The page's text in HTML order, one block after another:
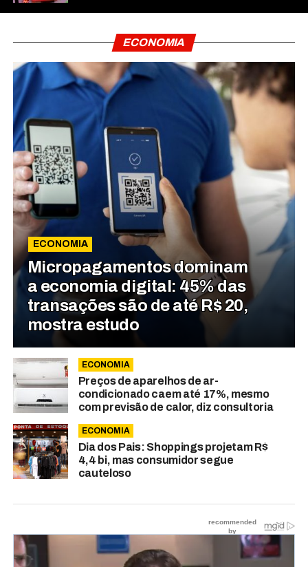
ECONOMIA
ECONOMIA
Micropagamentos dominam
a economia digital: 45% das
transações são de até R$ 20,
mostra estudo
ECONOMIA
Preços de aparelhos de ar-
condicionado caem até 17%, mesmo
com previsão de calor, diz consultoria
ECONOMIA
Dia dos Pais: Shoppings projetam R$
4,4 bi, mas consumidor segue
cauteloso